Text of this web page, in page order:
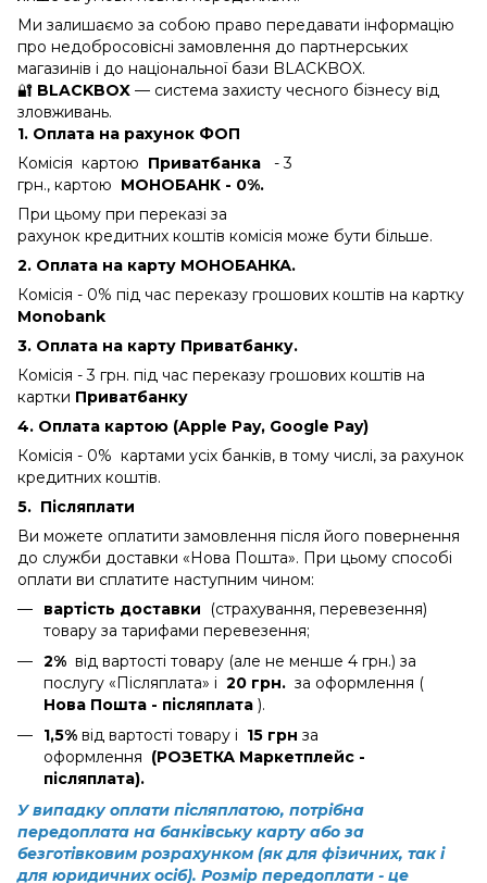
Ми залишаємо за собою право передавати інформацію
про недобросовісні замовлення до партнерських
магазинів і до національної бази BLACKBOX.
🔐 BLACKBOX — система захисту чесного бізнесу від
зловживань.
1. Оплата на рахунок ФОП
Комісія картою Приватбанка - 3
грн., картою МОНОБАНК - 0%.
При цьому при переказі за
рахунок кредитних коштів комісія може бути більше.
2. Оплата на карту МОНОБАНКА.
Комісія - 0% під час переказу грошових коштів на картку
Monobank
3. Оплата на карту Приватбанку.
Комісія - 3 грн. під час переказу грошових коштів на
картки Приватбанку
4. Оплата картою (Apple Pay, Google Pay)
Комісія - 0% картами усіх банків, в тому числі, за рахунок
кредитних коштів.
5. Післяплати
Ви можете оплатити замовлення після його повернення
до служби доставки «Нова Пошта». При цьому способі
оплати ви сплатите наступним чином:
вартість доставки (страхування, перевезення)
товару за тарифами перевезення;
2% від вартості товару (але не менше 4 грн.) за
послугу «Післяплата» і 20 грн. за оформлення (
Нова Пошта - післяплата ).
1,5% від вартості товару і 15 грн за
оформлення (РОЗЕТКА Маркетплейс -
післяплата).
У випадку оплати післяплатою, потрібна
передоплата на банківську карту або за
безготівковим розрахунком (як для фізичних, так і
для юридичних осіб). Розмір передоплати - це